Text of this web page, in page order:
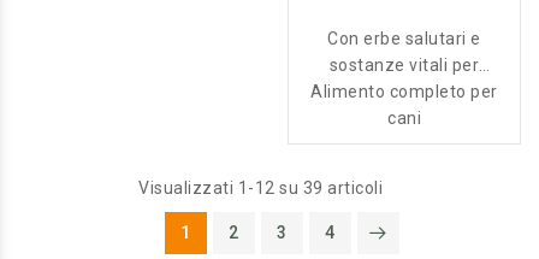
Con erbe salutari e
sostanze vitali per
stomaco e intestino
Alimento completo per
cani
Visualizzati 1-12 su 39 articoli
1 2 3 4